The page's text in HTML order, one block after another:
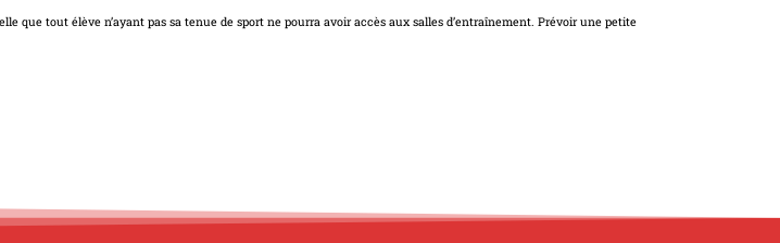
que tout élève n’ayant pas sa tenue de sport ne pourra avoir accès aux salles d’entraînement. Prévoir une petite